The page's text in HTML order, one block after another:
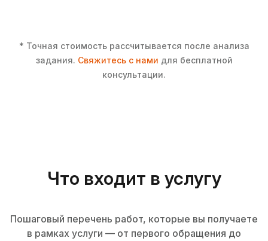
* Точная стоимость рассчитывается после анализа
задания. Свяжитесь с нами для бесплатной
консультации.
Что входит в услугу
Пошаговый перечень работ, которые вы получаете
в рамках услуги — от первого обращения до